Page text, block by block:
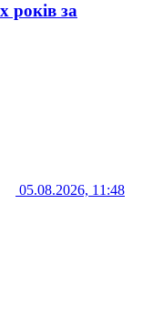
років за
05.08.2026, 11:48